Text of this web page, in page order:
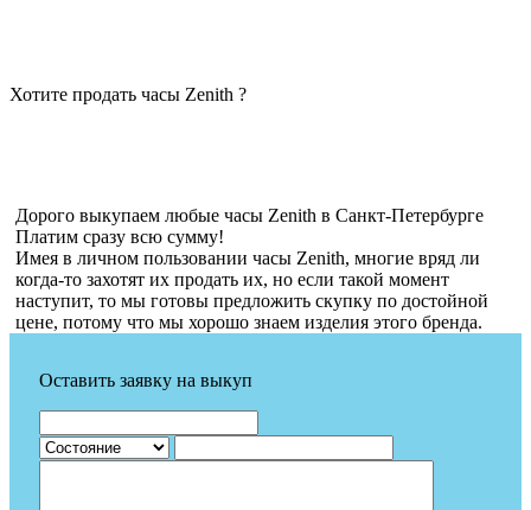
Хотите продать часы Zenith ?
Дорого выкупаем любые часы Zenith в Санкт-Петербурге
Платим сразу всю сумму!
Имея в личном пользовании часы Zenith, многие вряд ли
когда-то захотят их продать их, но если такой момент
наступит, то мы готовы предложить скупку по достойной
цене, потому что мы хорошо знаем изделия этого бренда.
Оставить заявку на выкуп